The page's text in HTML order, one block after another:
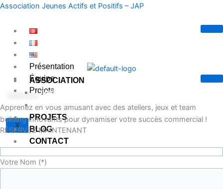
Aller
contenu
Association Jeunes Actifs et Positifs – JAP
Présentation
Équipe
Projets
X
ASSOCIATION
PRÉSENTATION DE L’ASSOCIATION
ÉQUIPE
PROJETS
BLOG
CONTACT
Adhésion
Apprenez en vous amusant avec des ateliers, jeux et team
building innovants pour dynamiser votre succès commercial !
RÉSERVEZ MAINTENANT
Votre Nom (*)